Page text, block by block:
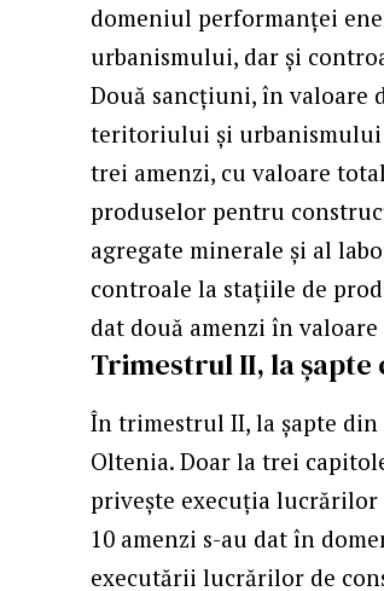
domeniul performanței
urbanismului, dar şi
Două sancţiuni, în valoare
teritoriului și
trei amenzi, cu valoare
produselor pentru
agregate minerale și al
controale la stațiile de
dat două amenzi în valoare
Trimestrul II, la
În trimestrul II, la şapte din
Oltenia. Doar la trei
priveşte execuţia lucrărilor
10 amenzi s-au dat în
executării lucrărilor de